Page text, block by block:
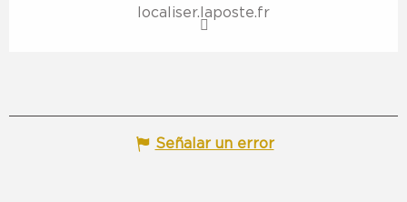
localiser.laposte.fr
Señalar un error